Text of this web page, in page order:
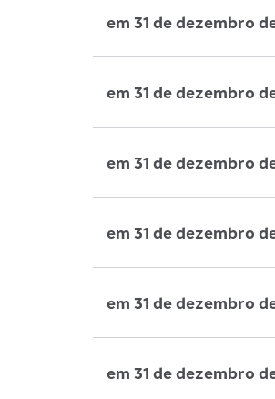
em 31 de dezembro
em 31 de dezembro
em 31 de dezembro
em 31 de dezembro
em 31 de dezembro
em 31 de dezembro